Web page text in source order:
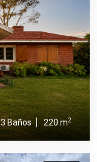
3 Baños 220 m2